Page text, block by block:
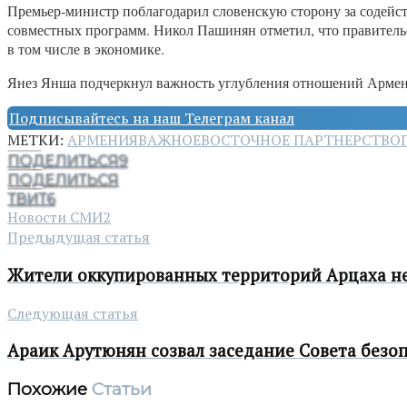
Премьер-министр поблагодарил словенскую сторону за
совместных программ. Никол Пашинян отметил, что
в том числе в экономике.
Янез Янша подчеркнул важность углубления отношений
Подписывайтесь на наш Телеграм канал
МЕТКИ: АРМЕНИЯВАЖНОЕВОСТОЧНОЕ ПАРТНЕРСТВО
ПОДЕЛИТЬСЯ9
ПОДЕЛИТЬСЯ
ТВИТ6
Новости СМИ2
Предыдущая статья
Жители оккупированных территорий Арцаха
Следующая статья
Араик Арутюнян созвал заседание Совета
Похожие Статьи